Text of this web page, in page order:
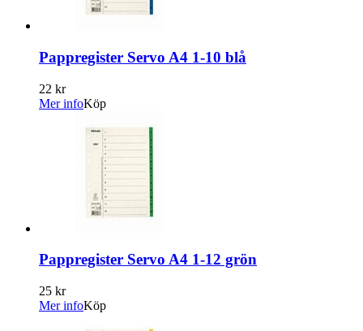
Pappregister Servo A4 1-10 blå
22 kr
Mer infoKöp
Pappregister Servo A4 1-12 grön
25 kr
Mer infoKöp